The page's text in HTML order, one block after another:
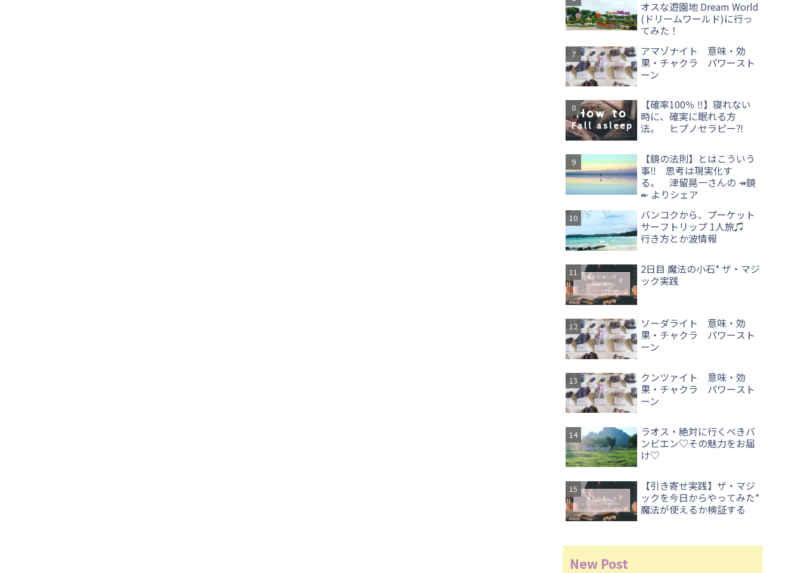
オスな遊園地 Dream World
(ドリームワールド)に行っ
てみた！
アマゾナイト 意味・効
果・チャクラ パワースト
ーン
【確率100％ ‼】寝れない
時に、確実に眠れる方
法。 ヒプノセラピー⁈
【鏡の法則】とはこういう
事‼ 思考は現実化す
る。 津留晃一さんの ↠鏡
↞ よりシェア
バンコクから、プーケット
サーフトリップ 1人旅♫
行き方とか波情報
2日目 魔法の小石* ザ・マジ
ック実践
ソーダライト 意味・効
果・チャクラ パワースト
ーン
クンツァイト 意味・効
果・チャクラ パワースト
ーン
ラオス・絶対に行くべきバ
ンビエン♡その魅力をお届
け♡
【引き寄せ実践】ザ・マジ
ックを今日からやってみた*
魔法が使えるか検証する
New Post